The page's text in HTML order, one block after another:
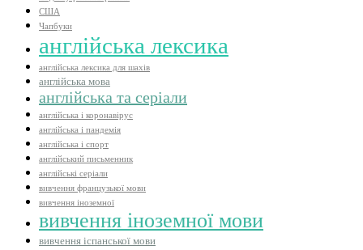
США
Чапбуки
англійська лексика
англійська лексика для шахів
англійська мова
англійська та серіали
англійська і коронавірус
англійська і пандемія
англійська і спорт
англійський письменник
англійські серіали
вивчення французької мови
вивчення іноземної
вивчення іноземної мови
вивчення іспанської мови